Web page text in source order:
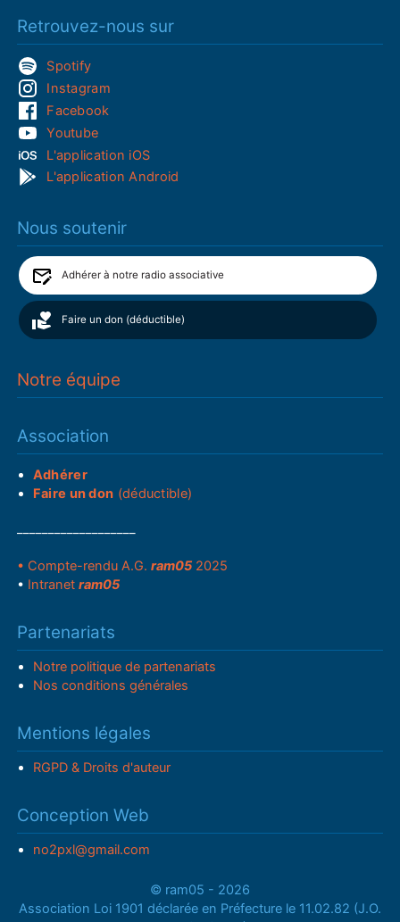
Retrouvez-nous sur
Spotify
Instagram
Facebook
Youtube
L'application iOS
L'application Android
Nous soutenir
Adhérer à notre radio associative
Faire un don (déductible)
Notre équipe
Association
Adhérer
Faire un don (déductible)
• Compte-rendu A.G.ram05 2025
• Intranetram05
Partenariats
Notre politique de partenariats
Nos conditions générales
Mentions légales
RGPD & Droits d'auteur
Conception Web
no2pxl@gmail.com
© ram05 - 2026
Association Loi 1901 déclarée en Préfecture le 11.02.82 (J.O.